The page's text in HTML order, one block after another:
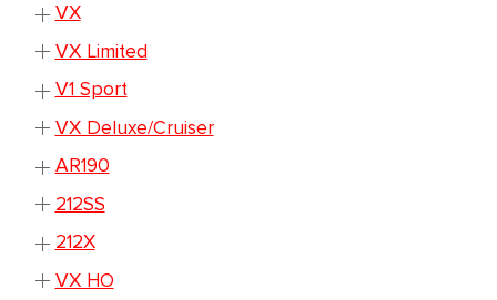
VX
VX Limited
V1 Sport
VX Deluxe/Cruiser
AR190
212SS
212X
VX HO